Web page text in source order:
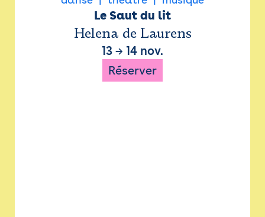
Le Saut du lit
Helena de Laurens
13 → 14 nov.
Réserver